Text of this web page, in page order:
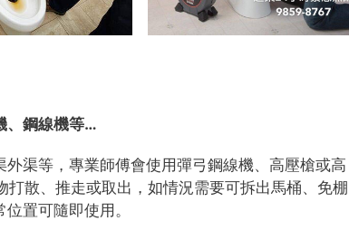
、鋼線機等…
渠等，專業師傅會使用彈弓鋼線機、高壓槍或高
散、推走或取出，如情況需要可拆出馬桶、免棚
置可隨即使用。